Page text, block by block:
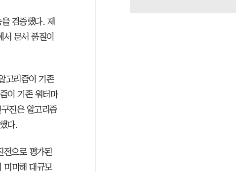
검증했다. 제
문서 품질이
고리즘이 기존
이 기존 워터마
진은 알고리즘
다.
전으로 평가된
미미해 대규모